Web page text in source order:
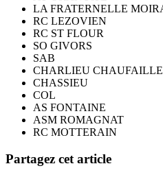
LA FRATERNELLE
RC LEZOVIEN
RC ST FLOUR
SO GIVORS
SAB
CHARLIEU
CHASSIEU
COL
AS FONTAINE
ASM ROMAGNAT
RC MOTTERAIN
Partagez cet article